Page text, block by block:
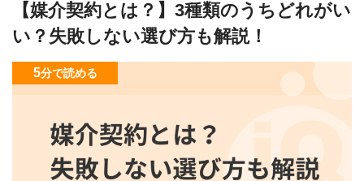
【媒介契約とは？】3種類のうちどれがい
い？失敗しない選び方も解説！
5分で読める